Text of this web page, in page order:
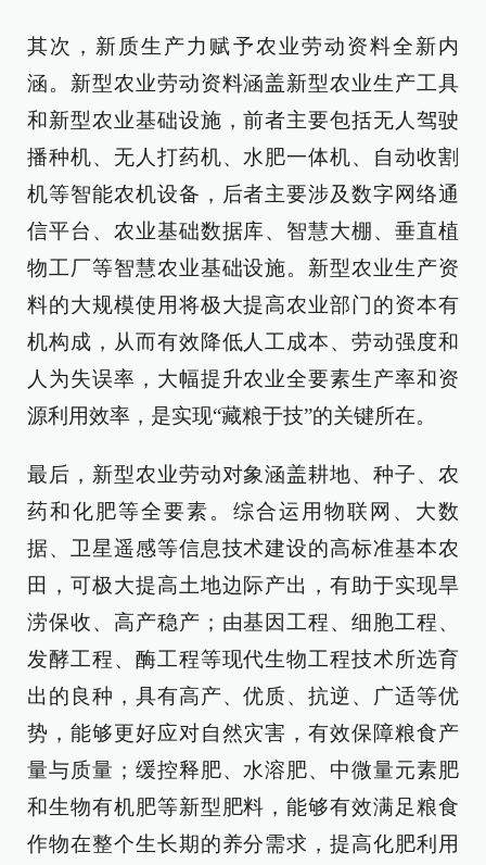
其次，新质生产力赋予农业劳动资料全新内
涵。新型农业劳动资料涵盖新型农业生产工具
和新型农业基础设施，前者主要包括无人驾驶
播种机、无人打药机、水肥一体机、自动收割
机等智能农机设备，后者主要涉及数字网络通
信平台、农业基础数据库、智慧大棚、垂直植
物工厂等智慧农业基础设施。新型农业生产资
料的大规模使用将极大提高农业部门的资本有
机构成，从而有效降低人工成本、劳动强度和
人为失误率，大幅提升农业全要素生产率和资
源利用效率，是实现“藏粮于技”的关键所在。
最后，新型农业劳动对象涵盖耕地、种子、农
药和化肥等全要素。综合运用物联网、大数
据、卫星遥感等信息技术建设的高标准基本农
田，可极大提高土地边际产出，有助于实现旱
涝保收、高产稳产；由基因工程、细胞工程、
发酵工程、酶工程等现代生物工程技术所选育
出的良种，具有高产、优质、抗逆、广适等优
势，能够更好应对自然灾害，有效保障粮食产
量与质量；缓控释肥、水溶肥、中微量元素肥
和生物有机肥等新型肥料，能够有效满足粮食
作物在整个生长期的养分需求，提高化肥利用